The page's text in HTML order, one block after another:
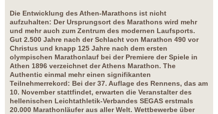
Die Entwicklung des Athen-Marathons ist nicht
aufzuhalten: Der Ursprungsort des Marathons wird mehr
und mehr auch zum Zentrum des modernen Laufsports.
Gut 2.500 Jahre nach der Schlacht von Marathon 490 vor
Christus und knapp 125 Jahre nach dem ersten
olympischen Marathonlauf bei der Premiere der Spiele in
Athen 1896 verzeichnet der Athens Marathon. The
Authentic einmal mehr einen signifikanten
Teilnehmerrekord: Bei der 37. Auflage des Rennens, das am
10. November stattfindet, erwarten die Veranstalter des
hellenischen Leichtathletik-Verbandes SEGAS erstmals
20.000 Marathonläufer aus aller Welt. Wettbewerbe über